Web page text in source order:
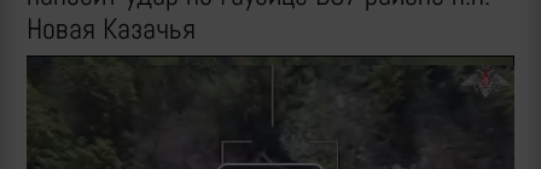
Новая Казачья